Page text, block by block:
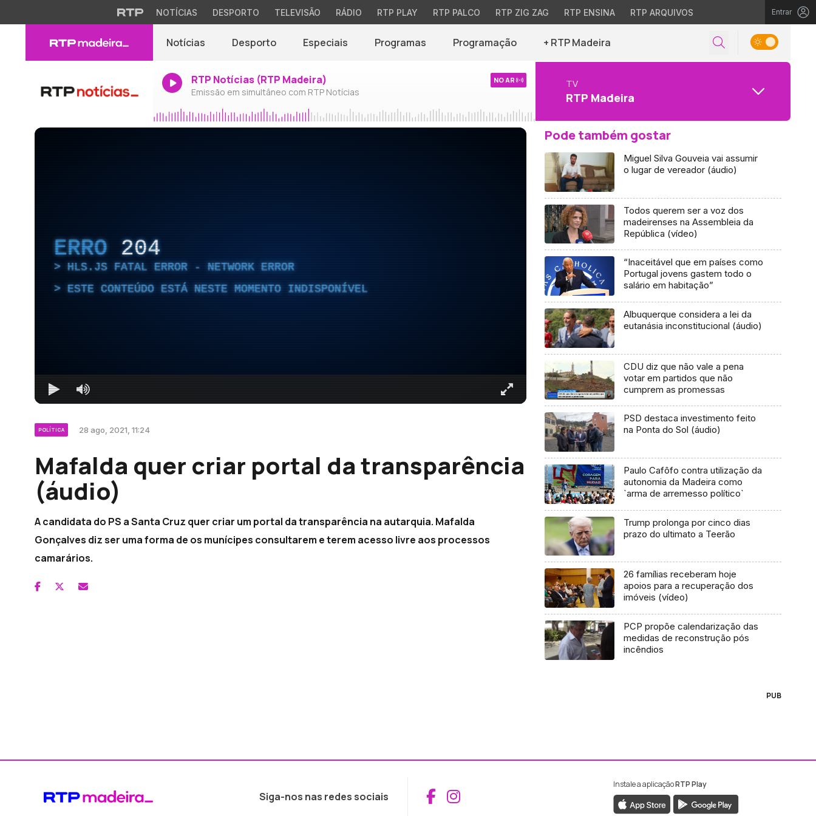
NOTÍCIAS DESPORTO TELEVISÃO RÁDIO RTP PLAY RTP PALCO RTP ZIG ZAG RTP ENSINA RTP ARQUIVOS Entrar
Notícias Desporto Especiais Programas Programação + RTP Madeira
RTP Notícias (RTP Madeira)
Emissão em simultâneo com RTP Notícias
NO AR TV
RTP Madeira
ERRO 204
HLS.JS FATAL ERROR - NETWORK ERROR
ESTE CONTEÚDO ESTÁ NESTE MOMENTO INDISPONÍVEL
POLÍTICA 28 ago, 2021, 11:24
Mafalda quer criar portal da transparência
(áudio)
A candidata do PS a Santa Cruz quer criar um portal da transparência na autarquia. Mafalda
Gonçalves diz ser uma forma de os munícipes consultarem e terem acesso livre aos processos
camarários.
Pode também gostar
Miguel Silva Gouveia vai assumir
o lugar de vereador (áudio)
Todos querem ser a voz dos
madeirenses na Assembleia da
República (vídeo)
“Inaceitável que em países como
Portugal jovens gastem todo o
salário em habitação”
Albuquerque considera a lei da
eutanásia inconstitucional (áudio)
CDU diz que não vale a pena
votar em partidos que não
cumprem as promessas
PSD destaca investimento feito
na Ponta do Sol (áudio)
Paulo Cafôfo contra utilização da
autonomia da Madeira como
`arma de arremesso político`
Trump prolonga por cinco dias
prazo do ultimato a Teerão
26 famílias receberam hoje
apoios para a recuperação dos
imóveis (vídeo)
PCP propõe calendarização das
medidas de reconstrução pós
incêndios
PUB
Siga-nos nas redes sociais Aceder ao Facebook da RTP Madeira
Aceder ao Instagram da RTP Madeira
Instale a aplicaçãoRTP Play